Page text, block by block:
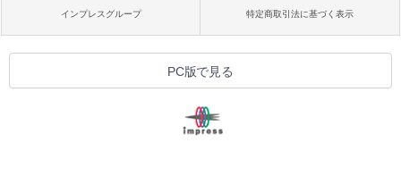
インプレスグループ 特定商取引法に基づく表示
PC版で見る